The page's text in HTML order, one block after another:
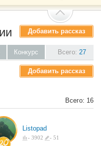
Добавить рассказ
Всего: 27
Конкурс
Добавить рассказ
Всего: 16
Listopad
- 3902 - 51